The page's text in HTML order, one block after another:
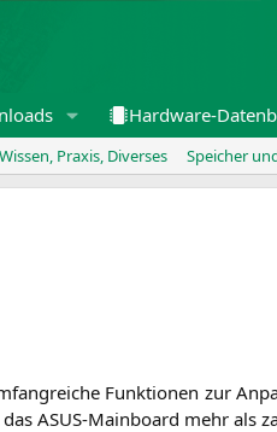
Hardware-
Wissen, Praxis, Diverses Speicher
Funk­tio­nen zur
ASUS-Main­board mehr als